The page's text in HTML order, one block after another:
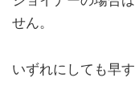
せん。
いずれにしても早